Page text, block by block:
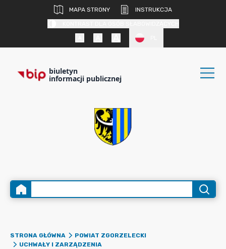
MAPA STRONY
INSTRUKCJA
biuletyn
informacji publicznej
STRONA GŁÓWNA
POWIAT ZGORZELECKI
UCHWAŁY I ZARZĄDZENIA